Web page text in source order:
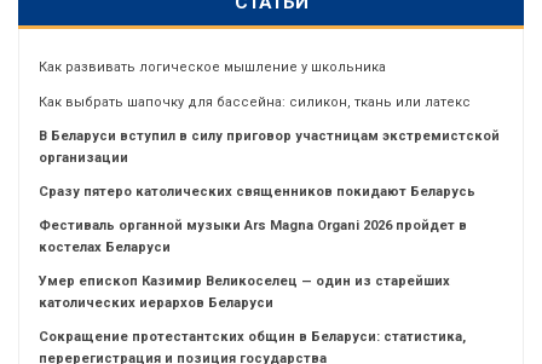
Как развивать логическое мышление у школьника
Как выбрать шапочку для бассейна: силикон, ткань или латекс
В Беларуси вступил в силу приговор участницам экстремистской
организации
Сразу пятеро католических священников покидают Беларусь
Фестиваль органной музыки Ars Magna Organi 2026 пройдет в
костелах Беларуси
Умер епископ Казимир Великоселец — один из старейших
католических иерархов Беларуси
Сокращение протестантских общин в Беларуси: статистика,
перерегистрация и позиция государства